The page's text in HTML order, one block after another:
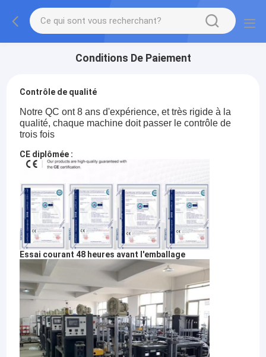
Conditions De Paiement
Contrôle de qualité
Notre QC ont 8 ans d'expérience, et très rigide à la
qualité, chaque machine doit passer le contrôle de
trois fois
CE diplômée :
Essai courant 48 heures avant l'emballage